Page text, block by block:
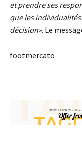
et prendre ses
que les
décision». Le
footmercato